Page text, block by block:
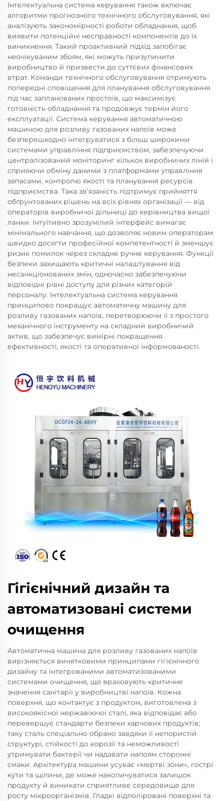
Інтелектуальна система керування також включає
алгоритми прогнозного технічного обслуговування, які
аналізують закономірності роботи обладнання, щоб
виявити потенційні несправності компонентів до їх
виникнення. Такий проактивний підхід запобігає
неочікуваним збоям, які можуть призупинити
виробництво й призвести до суттєвих фінансових
втрат. Команди технічного обслуговування отримують
попередні сповіщення для планування обслуговування
під час запланованих простоїв, що максимізує
готовність обладнання та продовжує термін його
експлуатації. Система керування автоматичною
машиною для розливу газованих напоїв може
безперешкодно інтегруватися з більш широкими
системами управління підприємством, забезпечуючи
централізований моніторинг кількох виробничих ліній і
сприяючи обміну даними з платформами управління
запасами, контролю якості та планування ресурсів
підприємства. Така зв’язаність підтримує прийняття
обґрунтованих рішень на всіх рівнях організації — від
операторів виробничої дільниці до керівництва вищої
ланки. Інтуїтивно зрозумілий інтерфейс вимагає
мінімального навчання, що дозволяє новим операторам
швидко досягти професійної компетентності й зменшує
ризик помилок через складне ручне керування. Функції
безпеки захищають критичні налаштування від
несанкціонованих змін, одночасно забезпечуючи
відповідні рівні доступу для різних категорій
персоналу. Інтелектуальна система керування
принципово покращує автоматичну машину для
розливу газованих напоїв, перетворюючи її з простого
механічного інструменту на складний виробничий
актив, що забезпечує вимірні покращення
ефективності, якості та оперативної інформованості.
Гігієнічний дизайн та
автоматизовані системи
очищення
Автоматична машина для розливу газованих напоїв
вирізняється винятковими принципами гігієнічного
дизайну та інтегрованими автоматизованими
системами очищення, що враховують критичне
значення санітарії у виробництві напоїв. Кожна
поверхня, що контактує з продуктом, виготовлена з
високоякісної нержавіючої сталі, яка відповідає або
перевершує стандарти безпеки харчових продуктів;
таку сталь спеціально обрано завдяки її непористій
структурі, стійкості до корозії та неможливості
утримувати бактерії чи надавати напоям сторонні
смаки. Архітектура машини усуває «мертві зони», гострі
кути та щілини, де може накопичуватися залишок
продукту й виникати сприятливе середовище для
росту мікроорганізмів. Гладкі відполіровані поверхні та